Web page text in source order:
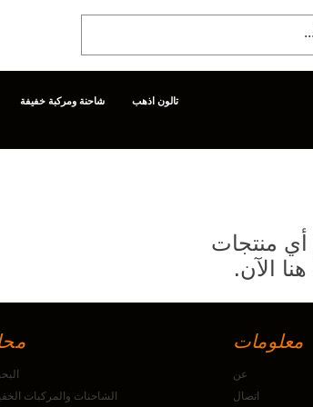
شاحنة ومركبة خفيفة تالون اذهب
الآن.
الشاحنات والمركبات
معلومات
عن
اتصال